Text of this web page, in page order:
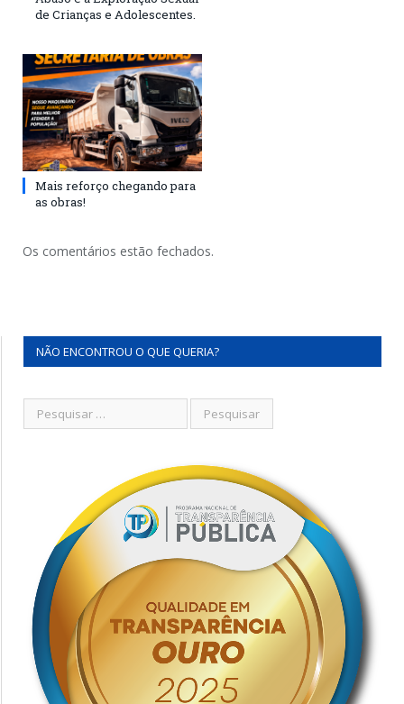
de Crianças e Adolescentes.
Mais reforço chegando para
as obras!
Os comentários estão fechados.
NÃO ENCONTROU O QUE QUERIA?